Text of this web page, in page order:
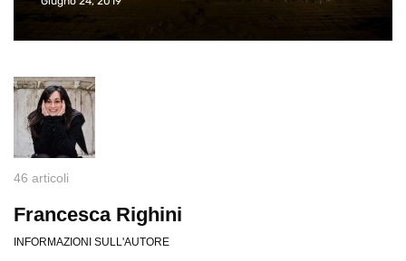
46 articoli
Francesca Righini
INFORMAZIONI SULL'AUTORE